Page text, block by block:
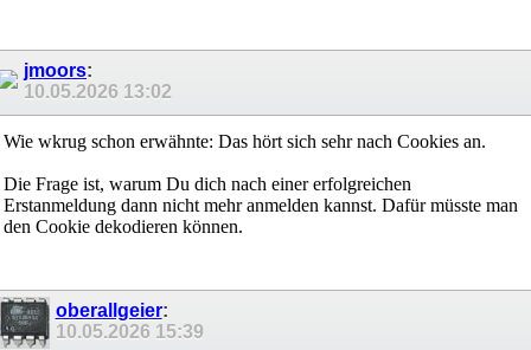
jmoors:
10.05.2026 13:02
Wie wkrug schon erwähnte: Das hört sich sehr nach Cookies an.
Die Frage ist, warum Du dich nach einer erfolgreichen
Erstanmeldung dann nicht mehr anmelden kannst. Dafür müsste man
den Cookie dekodieren können.
oberallgeier:
10.05.2026 15:39